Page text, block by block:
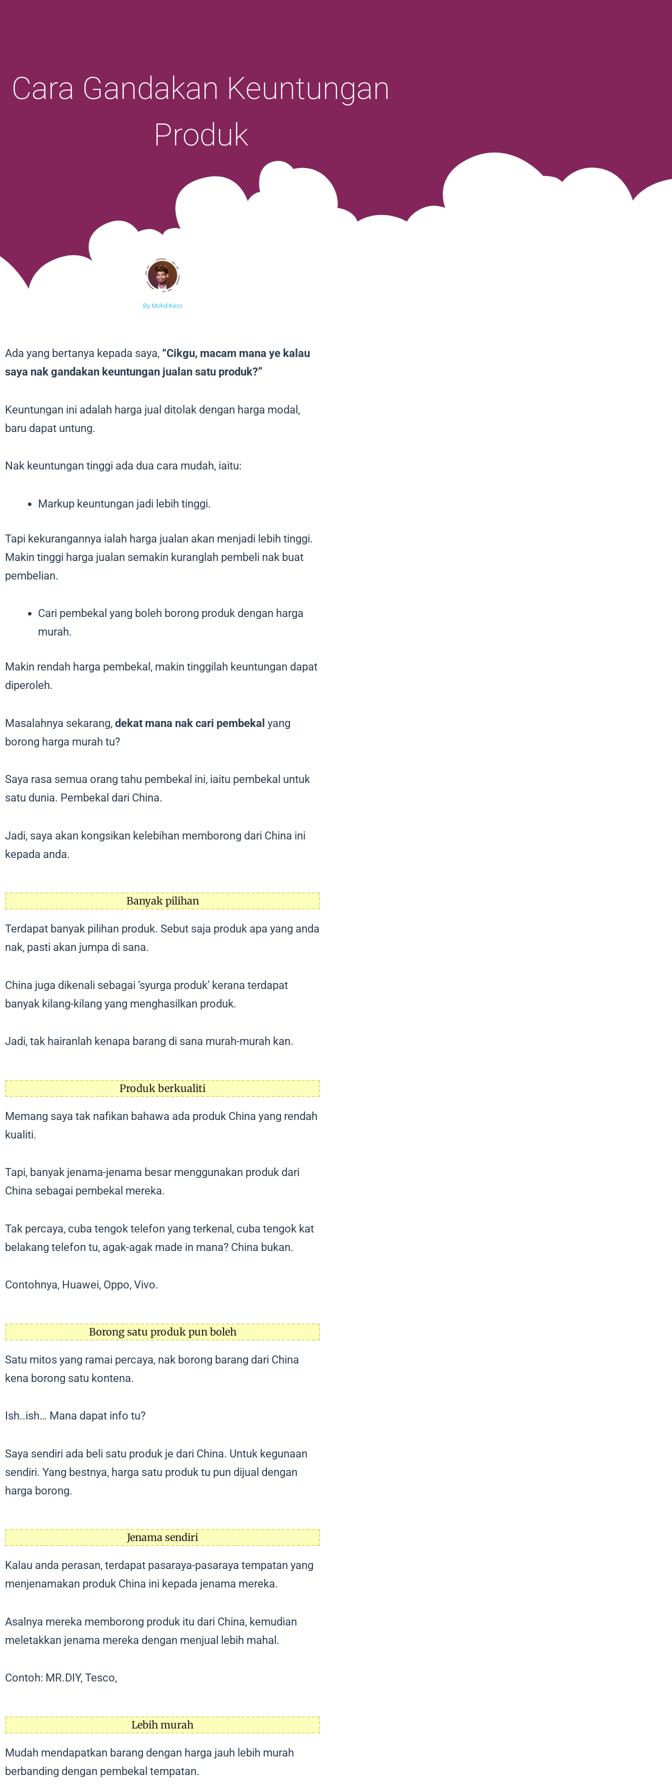
Cara Gandakan Keuntungan
Produk
By Mohd Kero
Ada yang bertanya kepada saya, “Cikgu, macam mana ye kalau
saya nak gandakan keuntungan jualan satu produk?”
Keuntungan ini adalah harga jual ditolak dengan harga modal,
baru dapat untung.
Nak keuntungan tinggi ada dua cara mudah, iaitu:
Markup keuntungan jadi lebih tinggi.
Tapi kekurangannya ialah harga jualan akan menjadi lebih tinggi.
Makin tinggi harga jualan semakin kuranglah pembeli nak buat
pembelian.
Cari pembekal yang boleh borong produk dengan harga
murah.
Makin rendah harga pembekal, makin tinggilah keuntungan dapat
diperoleh.
Masalahnya sekarang, dekat mana nak cari pembekal yang
borong harga murah tu?
Saya rasa semua orang tahu pembekal ini, iaitu pembekal untuk
satu dunia. Pembekal dari China.
Jadi, saya akan kongsikan kelebihan memborong dari China ini
kepada anda.
Banyak pilihan
Terdapat banyak pilihan produk. Sebut saja produk apa yang anda
nak, pasti akan jumpa di sana.
China juga dikenali sebagai ‘syurga produk’ kerana terdapat
banyak kilang-kilang yang menghasilkan produk.
Jadi, tak hairanlah kenapa barang di sana murah-murah kan.
Produk berkualiti
Memang saya tak nafikan bahawa ada produk China yang rendah
kualiti.
Tapi, banyak jenama-jenama besar menggunakan produk dari
China sebagai pembekal mereka.
Tak percaya, cuba tengok telefon yang terkenal, cuba tengok kat
belakang telefon tu, agak-agak made in mana? China bukan.
Contohnya, Huawei, Oppo, Vivo.
Borong satu produk pun boleh
Satu mitos yang ramai percaya, nak borong barang dari China
kena borong satu kontena.
Ish..ish… Mana dapat info tu?
Saya sendiri ada beli satu produk je dari China. Untuk kegunaan
sendiri. Yang bestnya, harga satu produk tu pun dijual dengan
harga borong.
Jenama sendiri
Kalau anda perasan, terdapat pasaraya-pasaraya tempatan yang
menjenamakan produk China ini kepada jenama mereka.
Asalnya mereka memborong produk itu dari China, kemudian
meletakkan jenama mereka dengan menjual lebih mahal.
Contoh: MR.DIY, Tesco,
Lebih murah
Mudah mendapatkan barang dengan harga jauh lebih murah
berbanding dengan pembekal tempatan.